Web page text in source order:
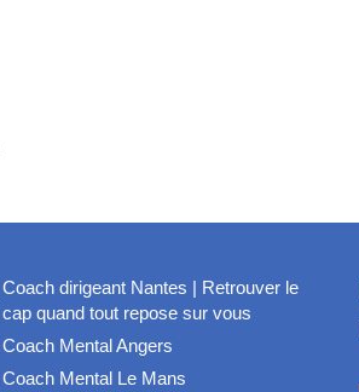
Coach dirigeant Nantes | Retrouver le
cap quand tout repose sur vous
Coach Mental Angers
Coach Mental Le Mans